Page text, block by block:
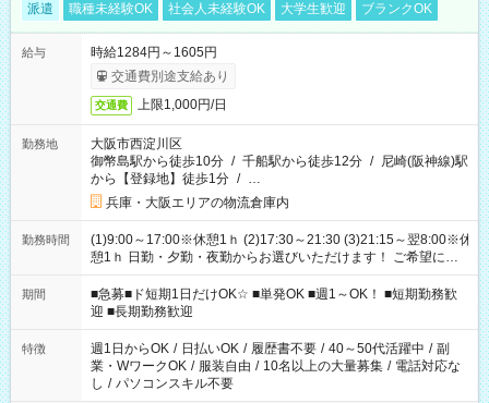
派遣 職種未経験OK 社会人未経験OK 大学生歓迎 ブランクOK
給与
時給1284円～1605円
交通費別途支給あり
交通費 上限1,000円/日
勤務地
大阪市西淀川区
御幣島駅から徒歩10分 / 千船駅から徒歩12分 / 尼崎(阪神線)駅
から【登録地】徒歩1分 / …
兵庫・大阪エリアの物流倉庫内
勤務時間
(1)9:00～17:00※休憩1ｈ (2)17:30～21:30 (3)21:15～翌8:00※休
憩1ｈ 日勤・夕勤・夜勤からお選びいただけます！ ご希望に合
わせて働けるお仕事です(*^^*) 【その他選べる勤務時間】 8-17
時/9-17時/9-18時/10-18時/11-21時/18-22時/20-翌4時/21-翌5
時/22-翌6時/0-翌8時 ご自身のご都合で選んで頂ける完全自由シ
フト！
期間
■急募■ド短期1日だけOK☆ ■単発OK ■週1～OK！ ■短期勤務歓
迎 ■長期勤務歓迎
特徴 週1日からOK / 日払いOK / 履歴書不要 / 40～50代活躍中 / 副
業・WワークOK / 服装自由 / 10名以上の大量募集 / 電話対応な
し / パソコンスキル不要